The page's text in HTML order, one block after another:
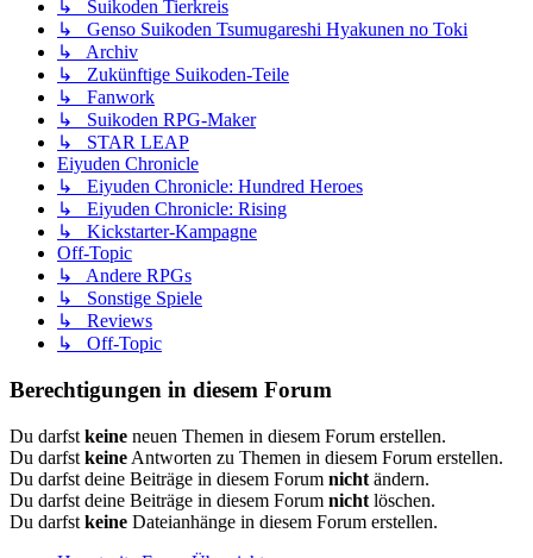
↳ Suikoden Tierkreis
↳ Genso Suikoden Tsumugareshi Hyakunen no Toki
↳ Archiv
↳ Zukünftige Suikoden-Teile
↳ Fanwork
↳ Suikoden RPG-Maker
↳ STAR LEAP
Eiyuden Chronicle
↳ Eiyuden Chronicle: Hundred Heroes
↳ Eiyuden Chronicle: Rising
↳ Kickstarter-Kampagne
Off-Topic
↳ Andere RPGs
↳ Sonstige Spiele
↳ Reviews
↳ Off-Topic
Berechtigungen in diesem Forum
Du darfst keine neuen Themen in diesem Forum erstellen.
Du darfst keine Antworten zu Themen in diesem Forum erstellen.
Du darfst deine Beiträge in diesem Forum nicht ändern.
Du darfst deine Beiträge in diesem Forum nicht löschen.
Du darfst keine Dateianhänge in diesem Forum erstellen.